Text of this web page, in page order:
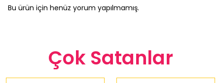
Bu ürün için henüz yorum yapılmamış.
Çok Satanlar